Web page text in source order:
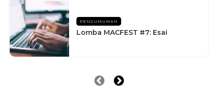
PENGUMUMAN
Lomba MACFEST #7: Esai